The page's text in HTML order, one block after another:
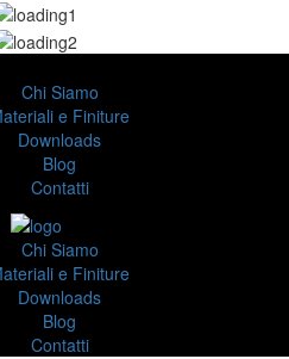
Chi Siamo
e Finiture
Downloads
Blog
Contatti
Chi Siamo
e Finiture
Downloads
Blog
Contatti